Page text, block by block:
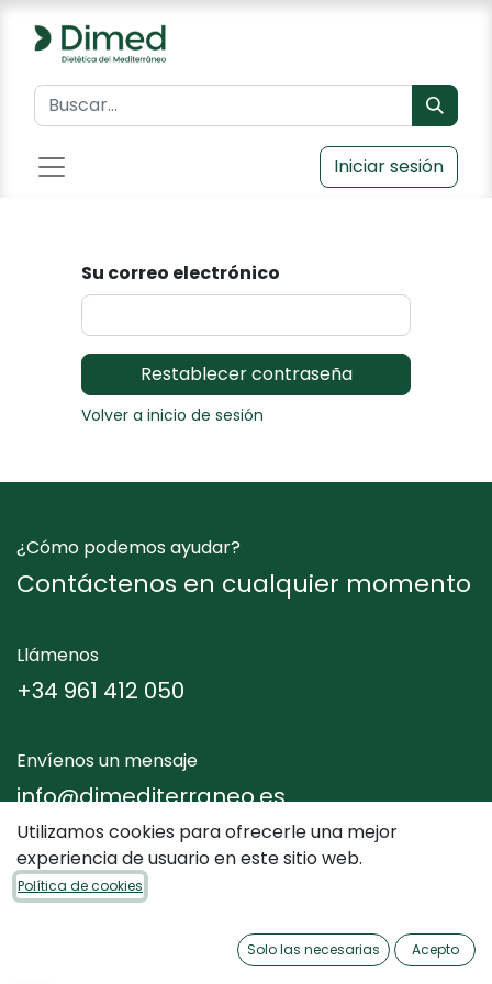
Iniciar sesión
Su correo electrónico
Restablecer contraseña
Volver a inicio de sesión
¿Cómo podemos ayudar?
Contáctenos en cualquier momento
Llámenos
+34 961 412 050
Envíenos un mensaje
info@dimediterraneo.es
Utilizamos cookies para ofrecerle una mejor
experiencia de usuario en este sitio web.
Política de cookies
Solo las necesarias Acepto